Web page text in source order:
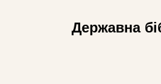
Державна